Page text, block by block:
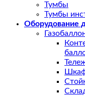
Тумбы
Тумбы
Оборудование